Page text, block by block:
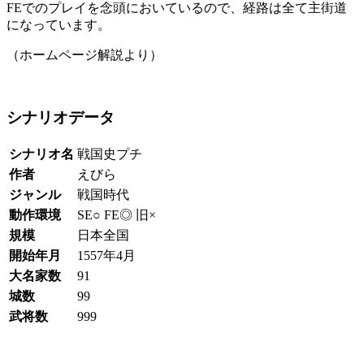
FEでのプレイを念頭においているので、経路は全て主街道
になっています。
（ホームページ解説より）
シナリオデータ
シナリオ名 戦国史プチ
作者
えびら
ジャンル
戦国時代
動作環境
SE○ FE◎ 旧×
規模
日本全国
開始年月
1557年4月
大名家数
91
城数
99
武将数
999